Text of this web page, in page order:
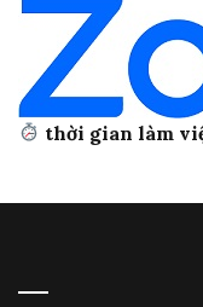
thời gian làm